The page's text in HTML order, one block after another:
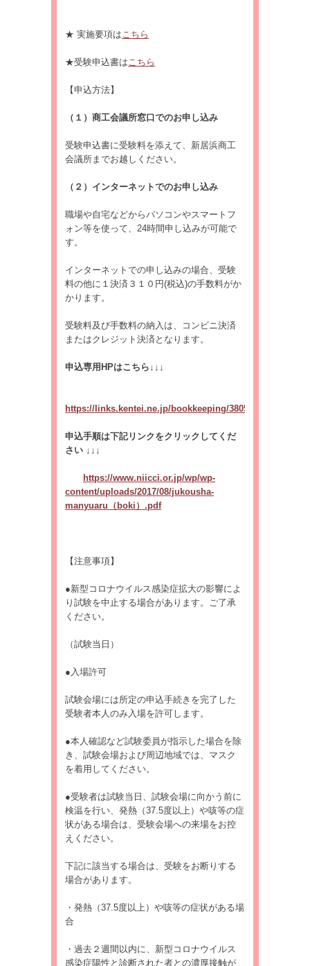
★ 実施要項は こちら
★受験申込書は こちら
【申込方法】
（１）商工会議所窓口でのお申し込み
受験申込書に受験料を添えて、新居浜商工
会議所までお越しください。
（２）インターネットでのお申し込み
職場や自宅などからパソコンやスマートフ
ォン等を使って、24時間申し込みが可能で
す。
インターネットでの申し込みの場合、受験
料の他に１決済３１０円(税込)の手数料がか
かります。
受験料及び手数料の納入は、コンビニ決済
またはクレジット決済となります。
申込専用 HPはこちら ↓↓↓
https://links.kentei.ne.jp/bookkeeping/3805
申込手順は下記リンクをクリックしてくだ
さい ↓↓↓
https://www.niicci.or.jp/wp/wp-
content/uploads/2017/08/jukousha-
manyuaru（boki）.pdf
【注意事項】
●新型コロナウイルス感染症拡大の影響によ
り試験を中止する場合があります。ご了承
ください。
（試験当日）
●入場許可
試験会場には所定の申込手続きを完了した
受験者本人のみ入場を許可します。
●本人確認など試験委員が指示した場合を除
き、試験会場および周辺地域では、マスク
を着用してください。
●受験者は試験当日、試験会場に向かう前に
検温を行い、発熱（37.5度以上）や咳等の症
状がある場合は、受験会場への来場をお控
えください。
下記に該当する場合は、受験をお断りする
場合があります。
・発熱（37.5度以上）や咳等の症状がある場
合
・過去２週間以内に、新型コロナウイルス
感染症陽性と診断された者との濃厚接触が